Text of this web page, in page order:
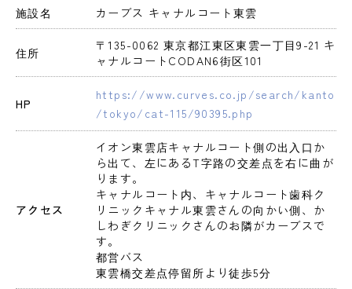
施設名 カーブス キャナルコート東雲
住所
〒135-0062 東京都江東区東雲一丁目9-21 キ
ャナルコートCODAN6街区101
HP
https://www.curves.co.jp/search/kanto
/tokyo/cat-115/90395.php
アクセス
イオン東雲店キャナルコート側の出入口か
ら出て、左にあるT字路の交差点を右に曲が
ります。
キャナルコート内、キャナルコート歯科ク
リニックキャナル東雲さんの向かい側、か
しわぎクリニックさんのお隣がカーブスで
す。
都営バス
東雲橋交差点停留所より徒歩5分